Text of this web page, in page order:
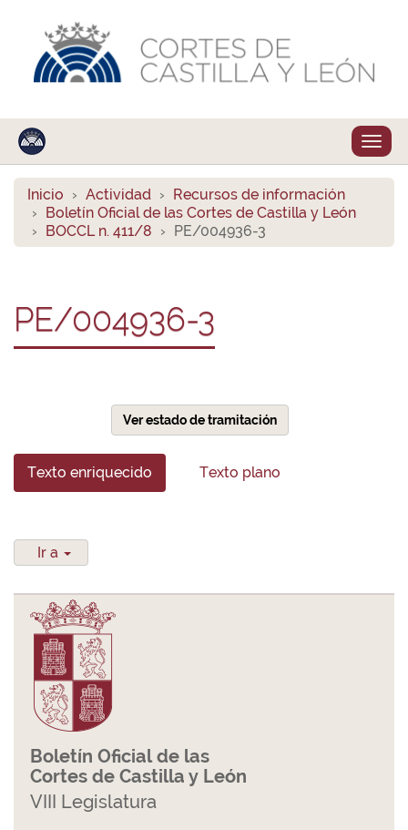
Inicio Actividad
Recursos de información
Boletín Oficial de las Cortes de Castilla y León
BOCCL n. 411/8
PE/004936-3
PE/004936-3
Ver estado de tramitación
Texto enriquecido Texto plano
Ir a
Boletín Oficial de las
Cortes de Castilla y León
VIII Legislatura